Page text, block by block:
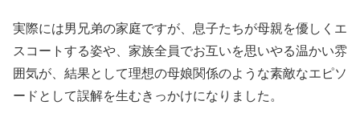
実際には男兄弟の家庭ですが、息子たちが母親を優しくエ
スコートする姿や、家族全員でお互いを思いやる温かい雰
囲気が、結果として理想の母娘関係のような素敵なエピソ
ードとして誤解を生むきっかけになりました。